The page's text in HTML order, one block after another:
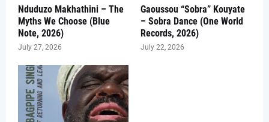
Nduduzo Makhathini – The
Myths We Choose (Blue
Note, 2026)
July 27, 2026
Gaoussou “Sobra” Kouyate
– Sobra Dance (One World
Records, 2026)
July 22, 2026